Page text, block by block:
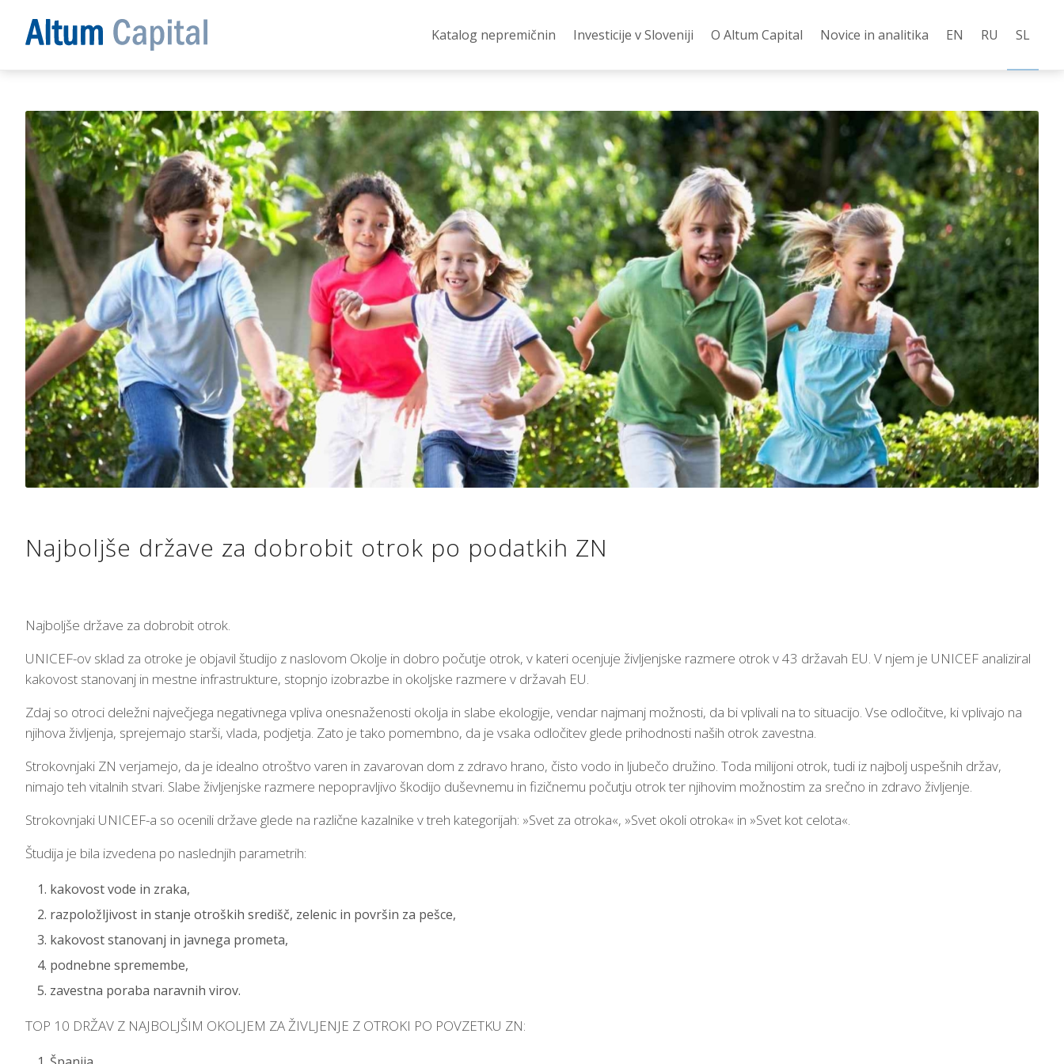
Katalog nepremičnin Investicije v Sloveniji О Altum Capital Novice in analitika EN RU SL
Najboljše države za dobrobit otrok po podatkih ZN
Najboljše države za dobrobit otrok.
UNICEF-ov sklad za otroke je objavil študijo z naslovom Okolje in dobro počutje otrok, v kateri ocenjuje življenjske razmere otrok v 43 državah EU. V njem je UNICEF analiziral
kakovost stanovanj in mestne infrastrukture, stopnjo izobrazbe in okoljske razmere v državah EU.
Zdaj so otroci deležni največjega negativnega vpliva onesnaženosti okolja in slabe ekologije, vendar najmanj možnosti, da bi vplivali na to situacijo. Vse odločitve, ki vplivajo na
njihova življenja, sprejemajo starši, vlada, podjetja. Zato je tako pomembno, da je vsaka odločitev glede prihodnosti naših otrok zavestna.
Strokovnjaki ZN verjamejo, da je idealno otroštvo varen in zavarovan dom z zdravo hrano, čisto vodo in ljubečo družino. Toda milijoni otrok, tudi iz najbolj uspešnih držav,
nimajo teh vitalnih stvari. Slabe življenjske razmere nepopravljivo škodijo duševnemu in fizičnemu počutju otrok ter njihovim možnostim za srečno in zdravo življenje.
Strokovnjaki UNICEF-a so ocenili države glede na različne kazalnike v treh kategorijah: »Svet za otroka«, »Svet okoli otroka« in »Svet kot celota«.
Študija je bila izvedena po naslednjih parametrih:
kakovost vode in zraka,
razpoložljivost in stanje otroških središč, zelenic in površin za pešce,
kakovost stanovanj in javnega prometa,
podnebne spremembe,
zavestna poraba naravnih virov.
TOP 10 DRŽAV Z NAJBOLJŠIM OKOLJEM ZA ŽIVLJENJE Z OTROKI PO POVZETKU ZN: